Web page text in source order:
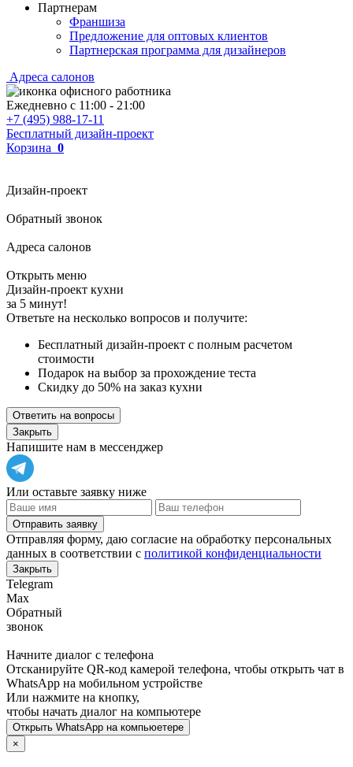
Партнерам
Франшиза
Предложение для оптовых клиентов
Партнерская программа для дизайнеров
Адреса салонов
Ежедневно с 11:00 - 21:00
+7 (495) 988-17-11
Бесплатный дизайн-проект
Корзина 0
Дизайн-проект
Обратный звонок
Адреса салонов
Открыть меню
Дизайн-проект кухни
за 5 минут!
Ответьте на несколько вопросов и получите:
Бесплатный дизайн-проект с полным расчетом
стоимости
Подарок на выбор за прохождение теста
Скидку до 50% на заказ кухни
Ответить на вопросы
Закрыть
Напишите нам в мессенджер
Или оставьте заявку ниже
Отправить заявку
Отправляя форму, даю согласие на обработку персональных
данных в соответствии с политикой конфиденциальности
Закрыть
Telegram
Max
Обратный
звонок
Начните диалог с телефона
Отсканируйте QR-код камерой телефона, чтобы открыть чат в
WhatsApp на мобильном устройстве
Или нажмите на кнопку,
чтобы начать диалог на компьютере
Открыть WhatsApp на компьюетере
×